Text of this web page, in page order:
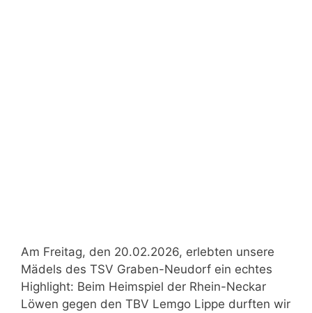
Am Freitag, den 20.02.2026, erlebten unsere
Mädels des TSV Graben-Neudorf ein echtes
Highlight: Beim Heimspiel der Rhein-Neckar
Löwen gegen den TBV Lemgo Lippe durften wir